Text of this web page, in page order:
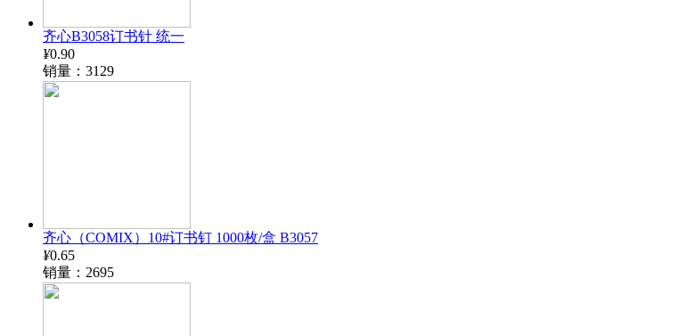
齐心B3058订书针 统一
¥0.90
销量：3129
齐心（COMIX）10#订书钉 1000枚/盒 B3057
¥0.65
销量：2695